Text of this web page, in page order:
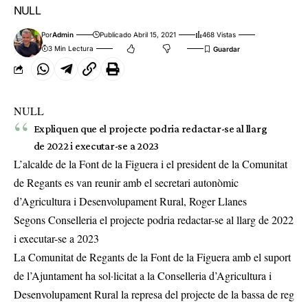
NULL
PorAdmin Publicado Abril 15, 2021
468 Vistas
3 Min Lectura
NULL
Expliquen que el projecte podria redactar-se al llarg
de 2022 i executar-se a 2023
L’alcalde de la Font de la Figuera i el president de la Comunitat
de Regants es van reunir amb el secretari autonòmic
d’Agricultura i Desenvolupament Rural, Roger Llanes
Segons Conselleria el projecte podria redactar-se al llarg de 2022
i executar-se a 2023
La Comunitat de Regants de la Font de la Figuera amb el suport
de l’Ajuntament ha sol·licitat a la Conselleria d’Agricultura i
Desenvolupament Rural la represa del projecte de la bassa de reg